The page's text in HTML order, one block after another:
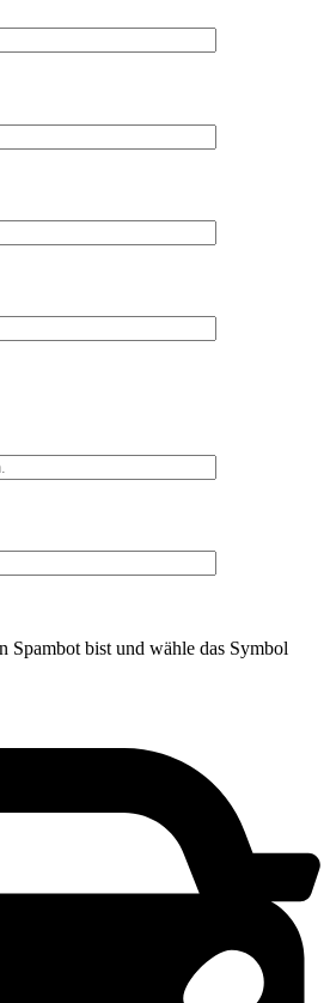
Spambot bist und wähle das Symbol